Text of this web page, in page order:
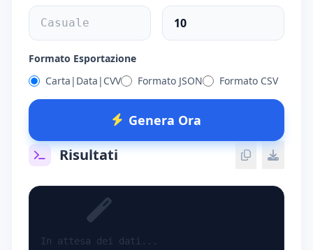
Formato Esportazione
Carta|Data|CVV
Formato JSON Formato CSV
Genera Ora
Risultati
In attesa dei dati...